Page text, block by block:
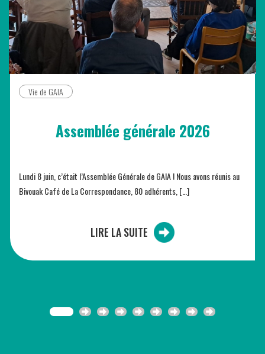
Vie de GAIA
Assemblée générale 2026
Lundi 8 juin, c’était l’Assemblée Générale de GAIA ! Nous avons réunis au
Bivouak Café de La Correspondance, 80 adhérents, […]
LIRE LA SUITE